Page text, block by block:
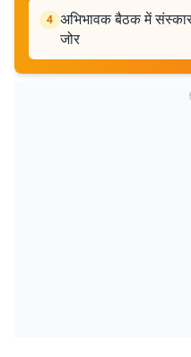
4 अभिभावक बैठक में संस्कार
जोर